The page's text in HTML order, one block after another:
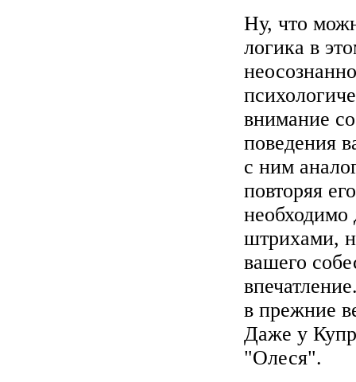
Ну, что
логика в
внимание
поведения
с ним
повторяя
необходимо
штрихами,
вашего
в прежние
Даже у
"Олеся".